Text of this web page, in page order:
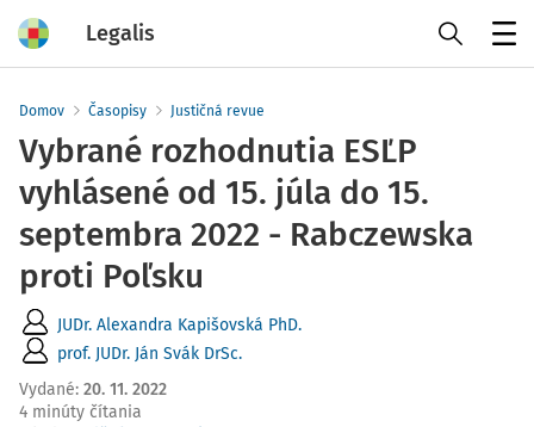
Legalis
Domov Časopisy Justičná revue
Vybrané rozhodnutia ESĽP
vyhlásené od 15. júla do 15.
septembra 2022 - Rabczewska
proti Poľsku
JUDr. Alexandra Kapišovská PhD.
prof. JUDr. Ján Svák DrSc.
Vydané: 20. 11. 2022
4 minúty čítania